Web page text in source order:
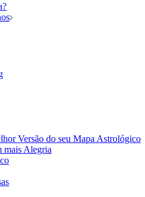
Versão do seu Mapa Astrológico
mais Alegria